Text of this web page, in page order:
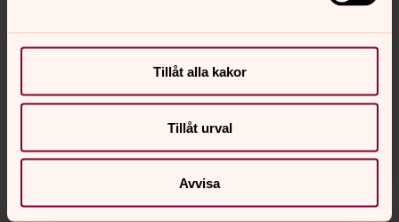
Tillåt alla kakor
Tillåt urval
Avvisa
Hitta snabbt
Sociala kanaler